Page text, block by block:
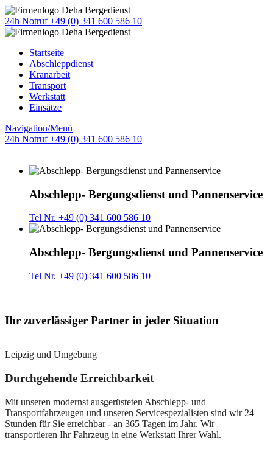
24h Notruf +49 (0) 341 600 586 10
Startseite
Abschleppdienst
Kranarbeit
Transport
Werkstatt
Einsätze
Navigation/Menü
24h Notruf +49 (0) 341 600 586 10
Abschlepp- Bergungsdienst und Pannenservice
Tel Nr. +49 (0) 341 600 586 10
Abschlepp- Bergungsdienst und Pannenservice
Tel Nr. +49 (0) 341 600 586 10
Ihr zuverlässiger Partner in jeder Situation
Leipzig und Umgebung
Durchgehende Erreichbarkeit
Mit unseren modernst ausgerüsteten Abschlepp- und
Transportfahrzeugen und unseren Servicespezialisten sind wir 24
Stunden für Sie erreichbar - an 365 Tagen im Jahr. Wir
transportieren Ihr Fahrzeug in eine Werkstatt Ihrer Wahl.